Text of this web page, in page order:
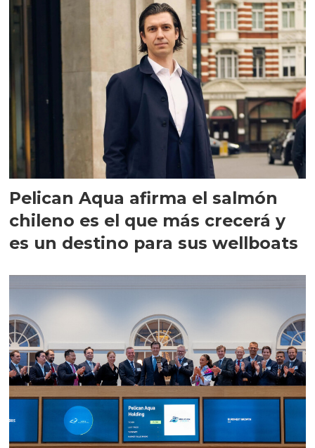
Pelican Aqua afirma el salmón
chileno es el que más crecerá y
es un destino para sus wellboats